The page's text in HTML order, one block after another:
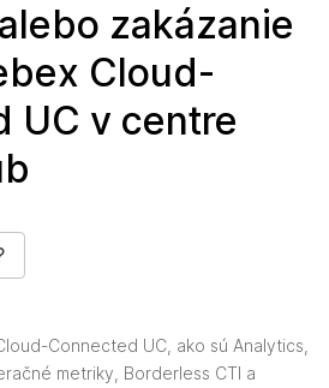
zakázanie
Cloud-
UC v centre
Connected UC, ako sú Analytics,
metriky, Borderless CTI a